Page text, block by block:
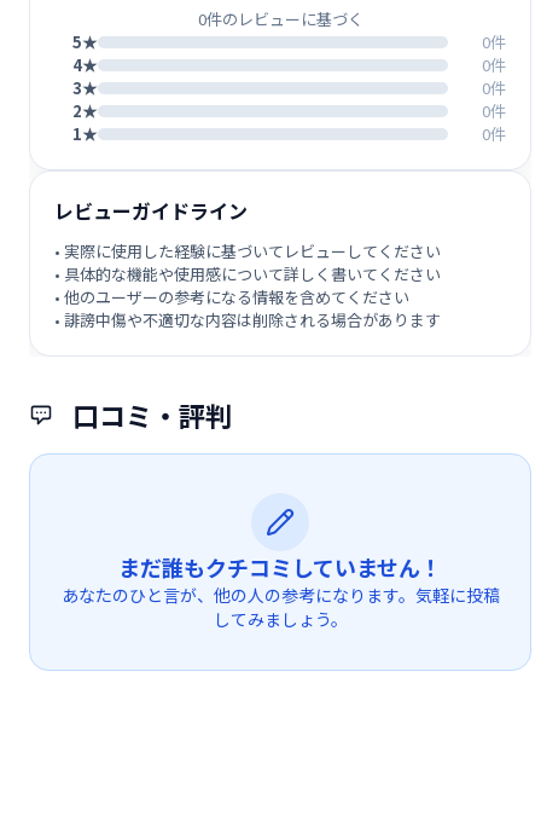
口コミ・評判
まだ誰もクチコミしていません！
あなたのひと言が、他の人の参考になります。気軽に投稿
してみましょう。
0件のレビューに基づく
5★
0件
4★
0件
3★
0件
2★
0件
1★
0件
レビューガイドライン
• 実際に使用した経験に基づいてレビューしてください
• 具体的な機能や使用感について詳しく書いてください
• 他のユーザーの参考になる情報を含めてください
• 誹謗中傷や不適切な内容は削除される場合があります